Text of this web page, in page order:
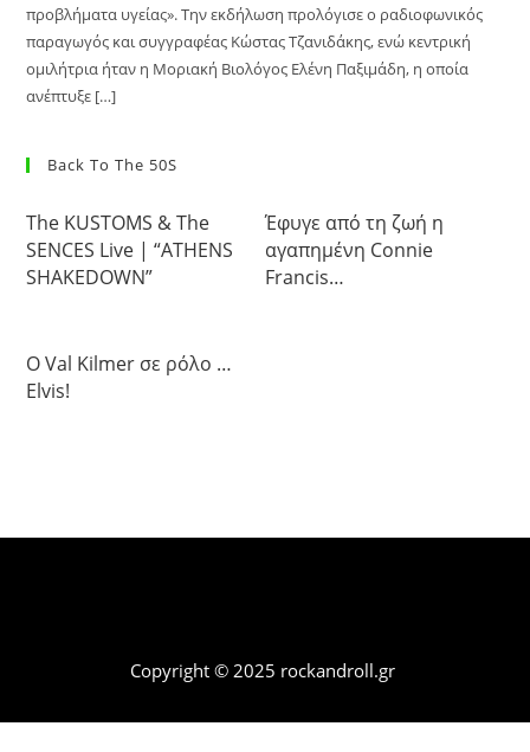
προβλήματα υγείας». Την εκδήλωση προλόγισε ο ραδιοφωνικός
παραγωγός και συγγραφέας Κώστας Τζανιδάκης, ενώ κεντρική
ομιλήτρια ήταν η Μοριακή Βιολόγος Ελένη Παξιμάδη, η οποία
ανέπτυξε […]
Back To The 50S
The KUSTOMS & The
SENCES Live | “ATHENS
SHAKEDOWN”
Έφυγε από τη ζωή η
αγαπημένη Connie
Francis…
Ο Val Kilmer σε ρόλο …
Elvis!
Copyright © 2025 rockandroll.gr